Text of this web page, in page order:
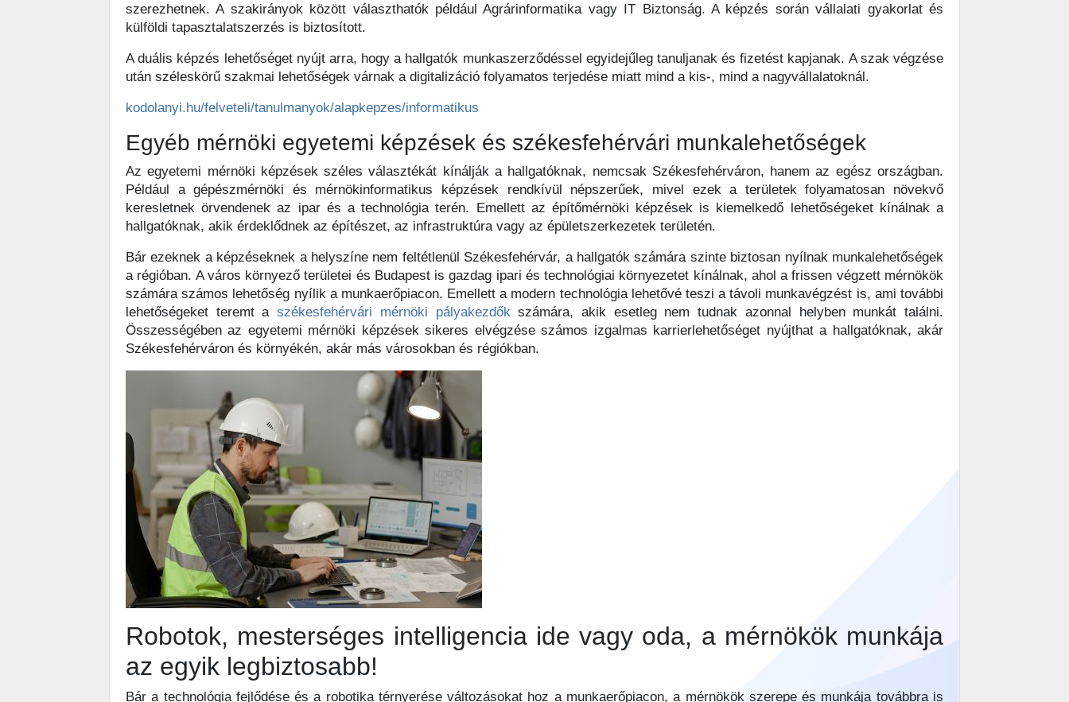
szerezhetnek. A szakirányok között választhatók például Agrárinformatika vagy IT Biztonság. A képzés során vállalati gyakorlat és
külföldi tapasztalatszerzés is biztosított.
A duális képzés lehetőséget nyújt arra, hogy a hallgatók munkaszerződéssel egyidejűleg tanuljanak és fizetést kapjanak. A szak végzése
után széleskörű szakmai lehetőségek várnak a digitalizáció folyamatos terjedése miatt mind a kis-, mind a nagyvállalatoknál.
kodolanyi.hu/felveteli/tanulmanyok/alapkepzes/informatikus
Egyéb mérnöki egyetemi képzések és székesfehérvári munkalehetőségek
Az egyetemi mérnöki képzések széles választékát kínálják a hallgatóknak, nemcsak Székesfehérváron, hanem az egész országban.
Például a gépészmérnöki és mérnökinformatikus képzések rendkívül népszerűek, mivel ezek a területek folyamatosan növekvő
keresletnek örvendenek az ipar és a technológia terén. Emellett az építőmérnöki képzések is kiemelkedő lehetőségeket kínálnak a
hallgatóknak, akik érdeklődnek az építészet, az infrastruktúra vagy az épületszerkezetek területén.
Bár ezeknek a képzéseknek a helyszíne nem feltétlenül Székesfehérvár, a hallgatók számára szinte biztosan nyílnak munkalehetőségek
a régióban. A város környező területei és Budapest is gazdag ipari és technológiai környezetet kínálnak, ahol a frissen végzett mérnökök
számára számos lehetőség nyílik a munkaerőpiacon. Emellett a modern technológia lehetővé teszi a távoli munkavégzést is, ami további
lehetőségeket teremt aszékesfehérvári mérnöki pályakezdőkszámára, akik esetleg nem tudnak azonnal helyben munkát találni.
Összességében az egyetemi mérnöki képzések sikeres elvégzése számos izgalmas karrierlehetőséget nyújthat a hallgatóknak, akár
Székesfehérváron és környékén, akár más városokban és régiókban.
Robotok, mesterséges intelligencia ide vagy oda, a mérnökök munkája
az egyik legbiztosabb!
Bár a technológia fejlődése és a robotika térnyerése változásokat hoz a munkaerőpiacon, a mérnökök szerepe és munkája továbbra is